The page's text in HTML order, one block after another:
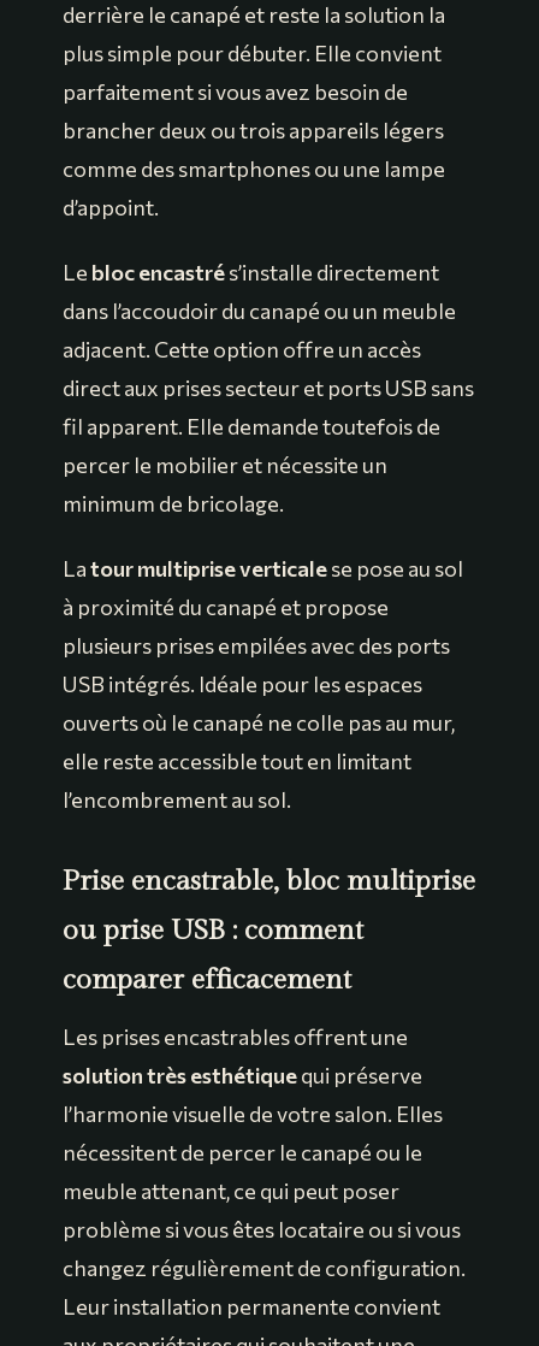
derrière le canapé et reste la solution la
plus simple pour débuter. Elle convient
parfaitement si vous avez besoin de
brancher deux ou trois appareils légers
comme des smartphones ou une lampe
d’appoint.
Le bloc encastrés’installe directement
dans l’accoudoir du canapé ou un meuble
adjacent. Cette option offre un accès
direct aux prises secteur et ports USB sans
fil apparent. Elle demande toutefois de
percer le mobilier et nécessite un
minimum de bricolage.
Latour multiprise verticalese pose au sol
à proximité du canapé et propose
plusieurs prises empilées avec des ports
USB intégrés. Idéale pour les espaces
ouverts où le canapé ne colle pas au mur,
elle reste accessible tout en limitant
l’encombrement au sol.
Prise encastrable, bloc multiprise
ou prise USB : comment
comparer efficacement
Les prises encastrables offrent une
solution très esthétiquequi préserve
l’harmonie visuelle de votre salon. Elles
nécessitent de percer le canapé ou le
meuble attenant, ce qui peut poser
problème si vous êtes locataire ou si vous
changez régulièrement de configuration.
Leur installation permanente convient